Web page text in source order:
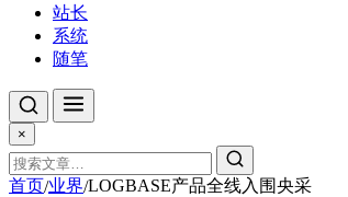
站长
系统
随笔
×
首页/业界/LOGBASE产品全线入围央采